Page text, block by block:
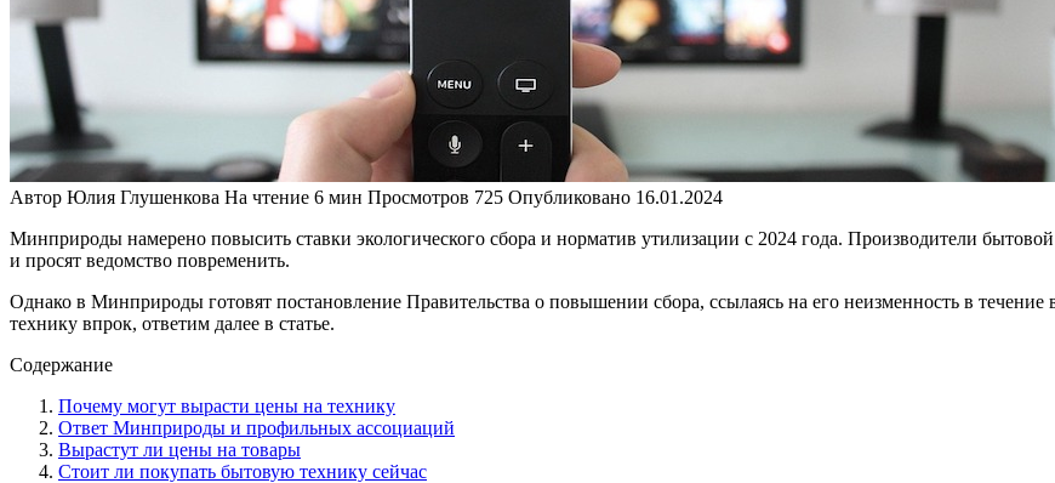
Автор Юлия Глушенкова На чтение 6 мин Просмотров 725 Опубликовано 16.01.2024
Минприроды намерено повысить ставки экологического сбора и норматив утилизации с 2024 года. Производители
и просят ведомство повременить.
Однако в Минприроды готовят постановление Правительства о повышении сбора, ссылаясь на его неизменность в
технику впрок, ответим далее в статье.
Содержание
Почему могут вырасти цены на технику
Ответ Минприроды и профильных ассоциаций
Вырастут ли цены на товары
Стоит ли покупать бытовую технику сейчас